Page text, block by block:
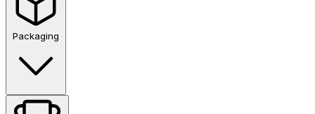
Packaging